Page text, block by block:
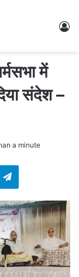
में
संदेश –
a minute